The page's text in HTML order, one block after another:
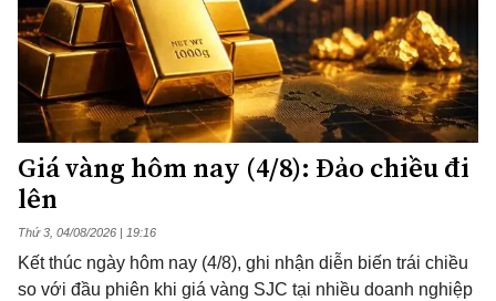
Giá vàng hôm nay (4/8): Đảo chiều đi
lên
Thứ 3, 04/08/2026 | 19:16
Kết thúc ngày hôm nay (4/8), ghi nhận diễn biến trái chiều
so với đầu phiên khi giá vàng SJC tại nhiều doanh nghiệp